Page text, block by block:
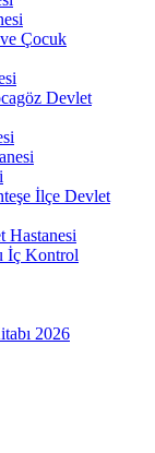
Çocuk
Devlet
İlçe Devlet
Hastanesi
İç Kontrol
2026